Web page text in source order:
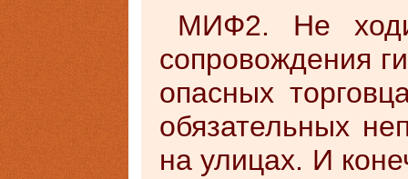
МИФ2. Не
сопровождения
опасных
обязательных
на улицах. И